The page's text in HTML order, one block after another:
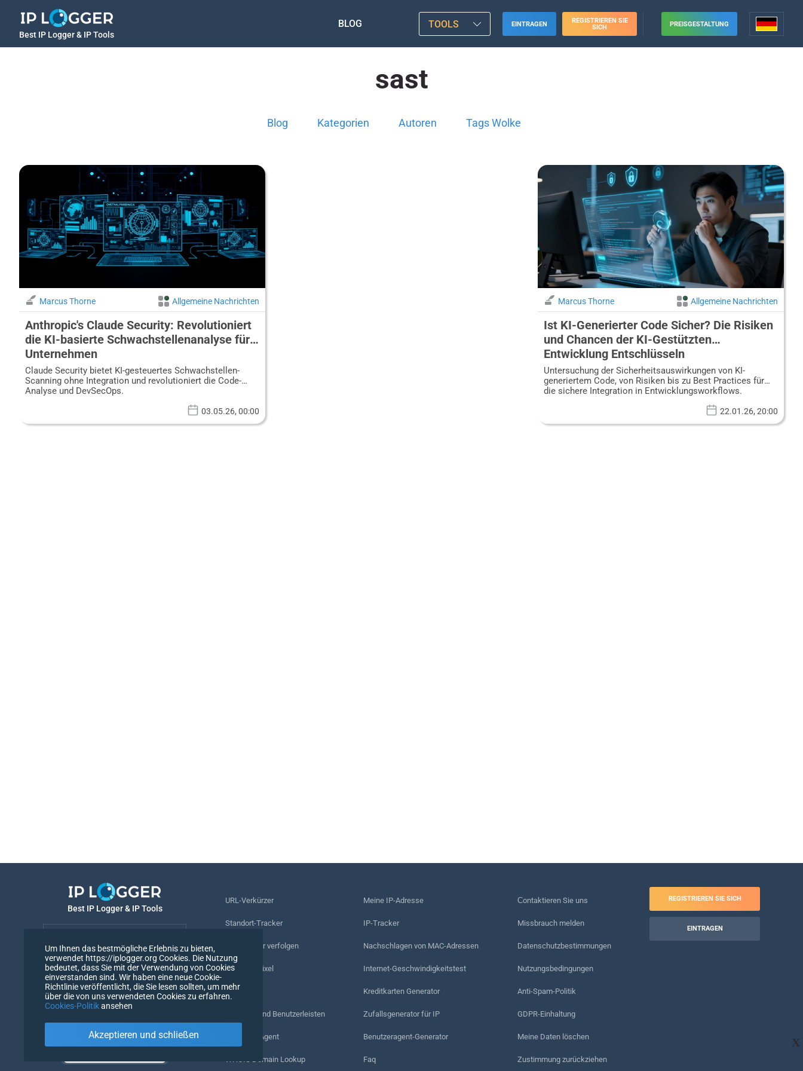
Best IP Logger & IP Tools
BLOG TOOLS EINTRAGEN
REGISTRIEREN SIE
SICH
PREISGESTALTUNG
sast
Blog Kategorien Autoren Tags Wolke
Marcus Thorne Allgemeine Nachrichten
Anthropic's Claude Security: Revolutioniert
die KI-basierte Schwachstellenanalyse für
Unternehmen
Claude Security bietet KI-gesteuertes Schwachstellen-
Scanning ohne Integration und revolutioniert die Code-
Analyse und DevSecOps.
03.05.26, 00:00
Marcus Thorne Allgemeine Nachrichten
Ist KI-Generierter Code Sicher? Die Risiken
und Chancen der KI-Gestützten
Entwicklung Entschlüsseln
Untersuchung der Sicherheitsauswirkungen von KI-
generiertem Code, von Risiken bis zu Best Practices für
die sichere Integration in Entwicklungsworkflows.
22.01.26, 20:00
X
Best IP Logger & IP Tools
Deutsch
URL-Verkürzer
Standort-Tracker
Rufnummer verfolgen
Tracking-Pixel
URL-Prüfer
IP-Zähler und Benutzerleisten
Mein UserAgent
WHOIS Domain Lookup
Meine IP-Adresse
IP-Tracker
Nachschlagen von MAC-Adressen
Internet-Geschwindigkeitstest
Kreditkarten Generator
Zufallsgenerator für IP
Benutzeragent-Generator
Faq
Сontaktieren Sie uns
Missbrauch melden
Datenschutzbestimmungen
Nutzungsbedingungen
Anti-Spam-Politik
GDPR-Einhaltung
Meine Daten löschen
Zustimmung zurückziehen
REGISTRIEREN SIE SICH
EINTRAGEN
Um Ihnen das bestmögliche Erlebnis zu bieten,
verwendet https://iplogger.org Cookies. Die Nutzung
bedeutet, dass Sie mit der Verwendung von Cookies
einverstanden sind. Wir haben eine neue Cookie-
Richtlinie veröffentlicht, die Sie lesen sollten, um mehr
über die von uns verwendeten Cookies zu erfahren.
Cookies-Politikansehen
Akzeptieren und schließen